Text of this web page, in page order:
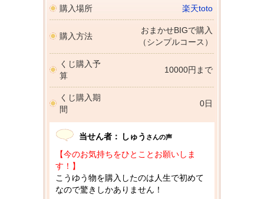
購入場所 楽天toto
購入方法
おまかせBIGで購入
（シンプルコース）
くじ購入予
算
10000円まで
くじ購入期
間
0日
当せん者： しゅう さんの声
【今のお気持ちをひとことお願いしま
す！】
こうゆう物を購入したのは人生で初めて
なので驚きしかありません！